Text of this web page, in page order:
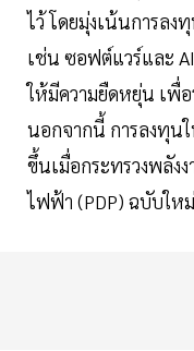
ไว้ โดยมุ่งเน้นการล
เช่น ซอฟต์แวร์และ
ให้มีความยืดหยุ่น เพื่
นอกจากนี้ การลงทุนใ
ขึ้นเมื่อกระทรวงพลั
ไฟฟ้า (PDP) ฉบับให